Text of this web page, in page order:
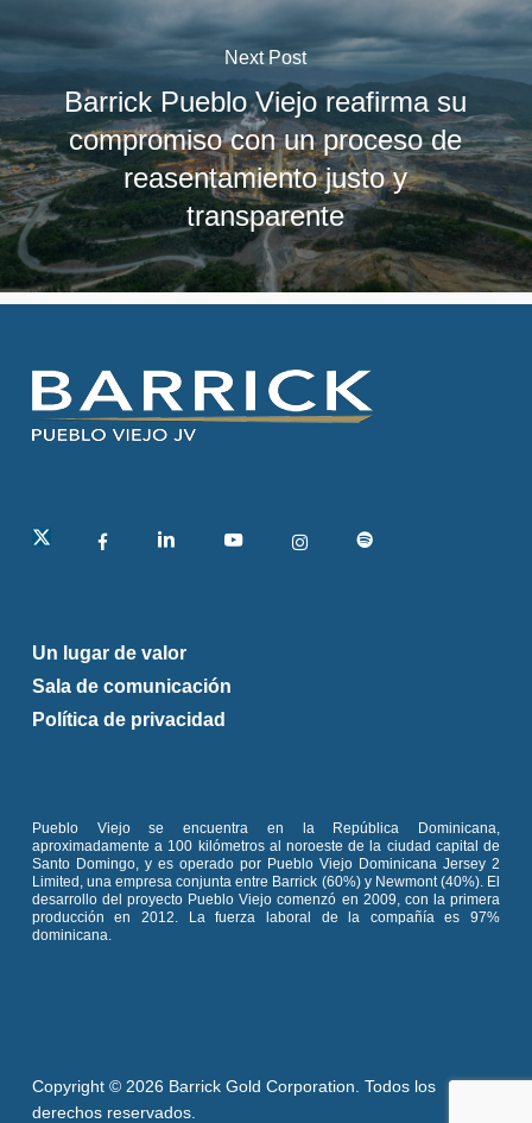
Next Post
Barrick Pueblo Viejo reafirma su
compromiso con un proceso de
reasentamiento justo y
transparente
linkedin
Un lugar de valor
Sala de comunicación
Política de privacidad
Pueblo Viejo se encuentra en la República Dominicana,
aproximadamente a 100 kilómetros al noroeste de la ciudad capital de
Santo Domingo, y es operado por Pueblo Viejo Dominicana Jersey 2
Limited, una empresa conjunta entre Barrick (60%) y Newmont (40%). El
desarrollo del proyecto Pueblo Viejo comenzó en 2009, con la primera
producción en 2012. La fuerza laboral de la compañía es 97%
dominicana.
Copyright © 2026 Barrick Gold Corporation. Todos los
derechos reservados.